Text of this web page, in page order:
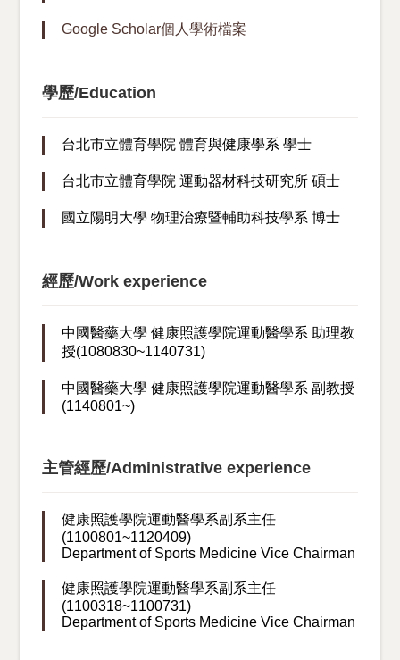
Google Scholar個人學術檔案
學歷/Education
台北市立體育學院 體育與健康學系 學士
台北市立體育學院 運動器材科技研究所 碩士
國立陽明大學 物理治療暨輔助科技學系 博士
經歷/Work experience
中國醫藥大學 健康照護學院運動醫學系 助理教
授(1080830~1140731)
中國醫藥大學 健康照護學院運動醫學系 副教授
(1140801~)
主管經歷/Administrative experience
健康照護學院運動醫學系副系主任
(1100801~1120409)
Department of Sports Medicine Vice Chairman
健康照護學院運動醫學系副系主任
(1100318~1100731)
Department of Sports Medicine Vice Chairman